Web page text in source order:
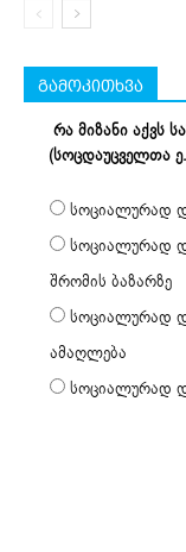
გამოკითხვა
რა მიზანი აქვს
(სოცდაუცველთა
სოციალურად
სოციალურად
შრომის ბაზარზე
სოციალურად
ამაღლება
სოციალურად